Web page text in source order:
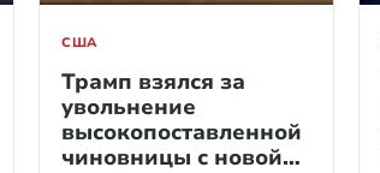
США
Трамп взялся за
увольнение
высокопоставленной
чиновницы с новой